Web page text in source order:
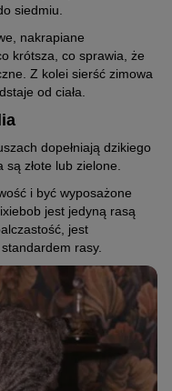
siedmiu.
nakrapiane
krótsza, co sprawia, że
Z kolei sierść zimowa
od ciała.
dopełniają dzikiego
złote lub zielone.
i być wyposażone
jest jedyną rasą
jest
rasy.